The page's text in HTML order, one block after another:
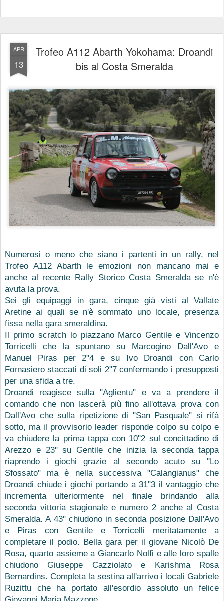
APR
13
Trofeo A112 Abarth Yokohama: Droandi
bis al Costa Smeralda
Numerosi o meno che siano i partenti in un rally, nel
Trofeo A112 Abarth le emozioni non mancano mai e
anche al recente Rally Storico Costa Smeralda se n'è
avuta la prova.
Sei gli equipaggi in gara, cinque già visti al Vallate
Aretine ai quali se n'è sommato uno locale, presenza
fissa nella gara smeraldina.
Il primo scratch lo piazzano Marco Gentile e Vincenzo
Torricelli che la spuntano su Marcogino Dall'Avo e
Manuel Piras per 2"4 e su Ivo Droandi con Carlo
Fornasiero staccati di soli 2"7 confermando i presupposti
per una sfida a tre.
Droandi reagisce sulla "Aglientu" e va a prendere il
comando che non lascerà più fino all'ottava prova con
Dall'Avo che sulla ripetizione di "San Pasquale" si rifà
sotto, ma il provvisorio leader risponde colpo su colpo e
va chiudere la prima tappa con 10"2 sul concittadino di
Arezzo e 23" su Gentile che inizia la seconda tappa
riaprendo i giochi grazie al secondo acuto su "Lo
Sfossato" ma è nella successiva "Calangianus" che
Droandi chiude i giochi portando a 31"3 il vantaggio che
incrementa ulteriormente nel finale brindando alla
seconda vittoria stagionale e numero 2 anche al Costa
Smeralda. A 43" chiudono in seconda posizione Dall'Avo
e Piras con Gentile e Torricelli meritatamente a
completare il podio. Bella gara per il giovane Nicolò De
Rosa, quarto assieme a Giancarlo Nolfi e alle loro spalle
chiudono Giuseppe Cazziolato e Karishma Rosa
Bernardins. Completa la sestina all'arrivo i locali Gabriele
Ruzittu che ha portato all'esordio assoluto un felice
Giovanni Maria Mazzone.